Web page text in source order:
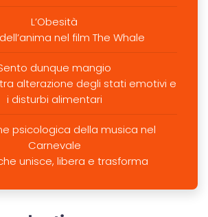
L’Obesità
nel film The Whale
dunque mangio
alterazione degli stati emotivi e
i disturbi alimentari
psicologica della musica nel
Carnevale
unisce, libera e trasforma